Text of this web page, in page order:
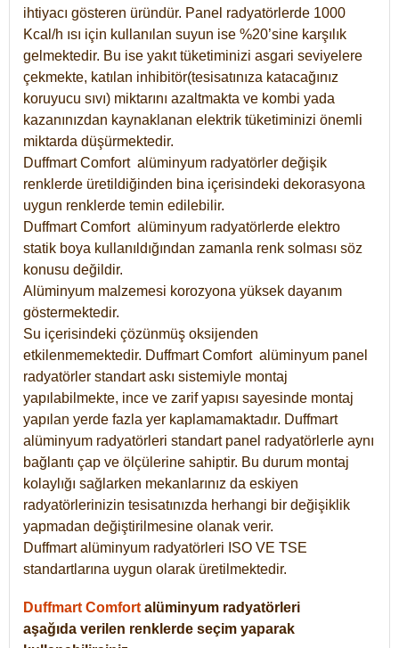
ihtiyacı gösteren üründür. Panel radyatörlerde 1000
Kcal/h ısı için kullanılan suyun ise %20’sine karşılık
gelmektedir. Bu ise yakıt tüketiminizi asgari seviyelere
çekmekte, katılan inhibitör(tesisatınıza katacağınız
koruyucu sıvı) miktarını azaltmakta ve kombi yada
kazanınızdan kaynaklanan elektrik tüketiminizi önemli
miktarda düşürmektedir.
Duffmart Comfort alüminyum radyatörler değişik
renklerde üretildiğinden bina içerisindeki dekorasyona
uygun renklerde temin edilebilir.
DuffmartComfort alüminyum radyatörlerde elektro
statik boya kullanıldığından zamanla renk solması söz
konusu değildir.
Alüminyum malzemesi korozyona yüksek dayanım
göstermektedir.
Su içerisindeki çözünmüş oksijenden
etkilenmemektedir. DuffmartComfort alüminyum panel
radyatörler standart askı sistemiyle montaj
yapılabilmekte, ince ve zarif yapısı sayesinde montaj
yapılan yerde fazla yer kaplamamaktadır. Duffmart
alüminyum radyatörleri standart panel radyatörlerle aynı
bağlantı çap ve ölçülerine sahiptir. Bu durum montaj
kolaylığı sağlarken mekanlarınız da eskiyen
radyatörlerinizin tesisatınızda herhangi bir değişiklik
yapmadan değiştirilmesine olanak verir.
Duffmart alüminyum radyatörleri ISO VE TSE
standartlarına uygun olarak üretilmektedir.
Duffmart Comfort alüminyum radyatörleri
aşağıda verilen renklerde seçim yaparak